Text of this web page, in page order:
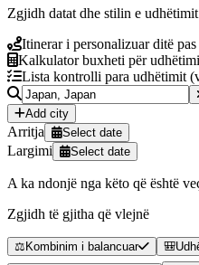
Zgjidh datat dhe stilin e
Itinerar i personalizuar ditë
Kalkulator buxheti për
Lista kontrolli para udhëtimit
Add city
Arritja Select date
Largimi Select date
A ka ndonjë nga këto që është
Zgjidh të gjitha që vlejnë
⚖️ Kombinim i balancuar 🎒